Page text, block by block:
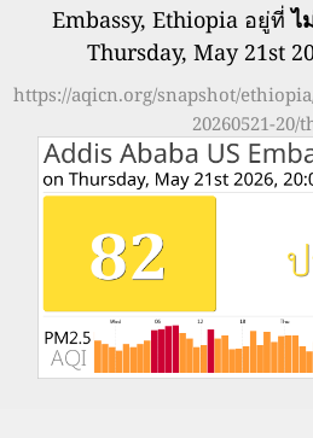
Embassy, Ethiopia อยู่ที่ไ
Thursday, May 21st
https://aqicn.org/snapshot/
20260521-20/